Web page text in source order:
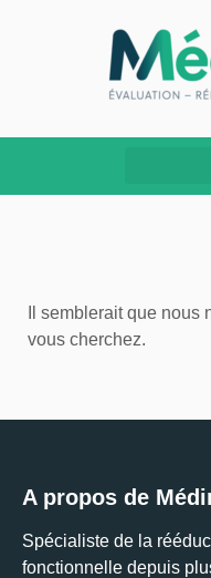
Il semblerait que
vous cherchez.
A propos de
Spécialiste de la
fonctionnelle depuis